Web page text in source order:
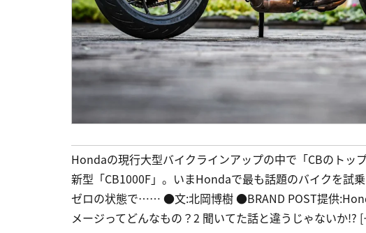
Hondaの現行大型バイクラインアップの中で「CBのトッ
新型「CB1000F」。いまHondaで最も話題のバイクを試
ゼロの状態で…… ●文:北岡博樹 ●BRAND POST提供
メージってどんなもの？2 聞いてた話と違うじゃないか!?